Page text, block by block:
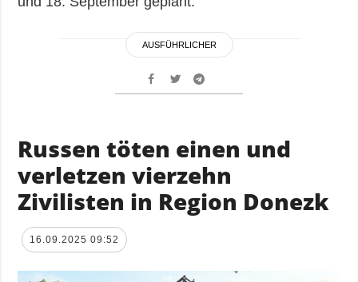
AUSFÜHRLICHER
Russen töten einen und
verletzen vierzehn
Zivilisten in Region Donezk
16.09.2025 09:52